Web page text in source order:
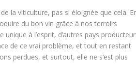
la viticulture, pas si éloignée que cela.
du bon vin grâce à nos terroirs
à l’esprit, d’autres pays
de ce vrai problème, et tout en restant
perdues, et surtout, elle ne s’est plus